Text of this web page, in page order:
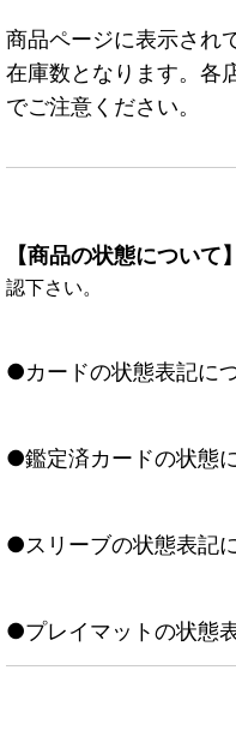
商品ページに表示され
在庫数となります。各
でご注意ください。
【商品の状態について】
認下さい。
●カードの状態表記に
●鑑定済カードの状態
●スリーブの状態表記
●プレイマットの状態